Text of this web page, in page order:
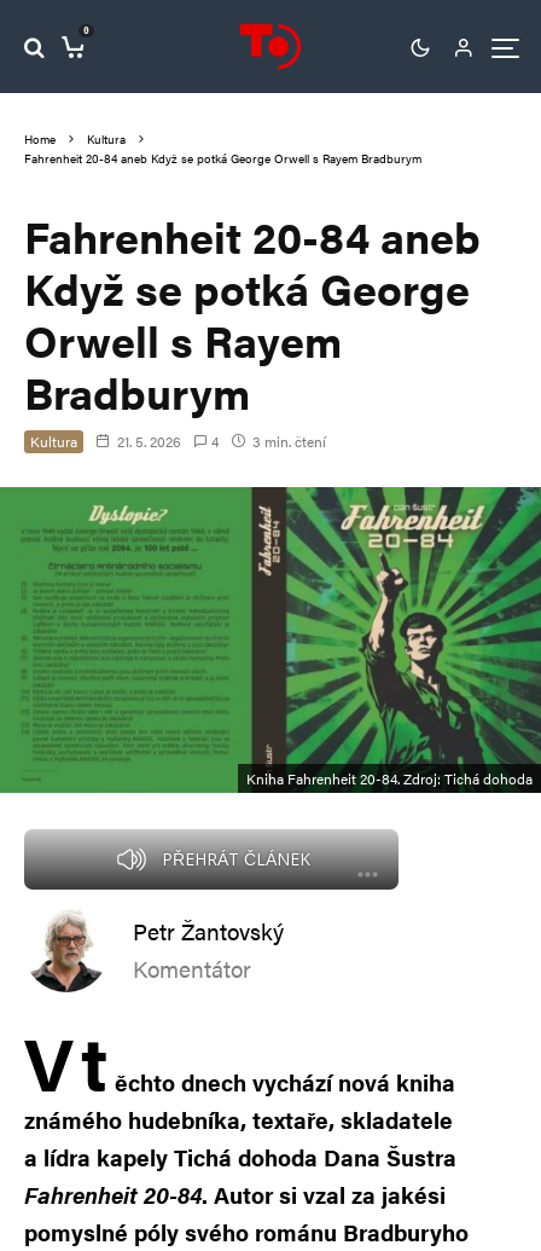
0
Home
Kultura
Fahrenheit 20-84 aneb Když se potká George Orwell s Rayem Bradburym
Fahrenheit 20-84 aneb
Když se potká George
Orwell s Rayem
Bradburym
Kultura 21. 5. 2026 4 3 min. čtení
Kniha Fahrenheit 20-84. Zdroj: Tichá dohoda
PŘEHRÁT ČLÁNEK
Petr Žantovský
Komentátor
Vt ěchto dnech vychází nová kniha
známého hudebníka, textaře, skladatele
a lídra kapely Tichá dohoda Dana Šustra
Fahrenheit 20-84. Autor si vzal za jakési
pomyslné póly svého románu Bradburyho